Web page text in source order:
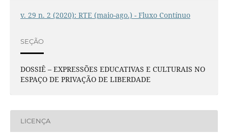
v. 29 n. 2 (2020): RTE (maio-ago.) - Fluxo Contínuo
SEÇÃO
DOSSIÊ – EXPRESSÕES EDUCATIVAS E CULTURAIS NO
ESPAÇO DE PRIVAÇÃO DE LIBERDADE
LICENÇA